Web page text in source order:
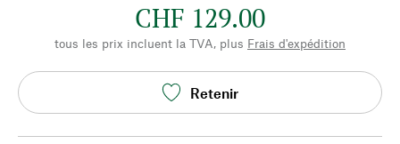
CHF 129.00
tous les prix incluent la TVA, plus Frais d'expédition
Retenir